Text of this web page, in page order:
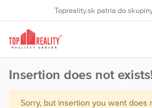
Topreality.sk patria do
Insertion does not
Sorry, but insertion you want does